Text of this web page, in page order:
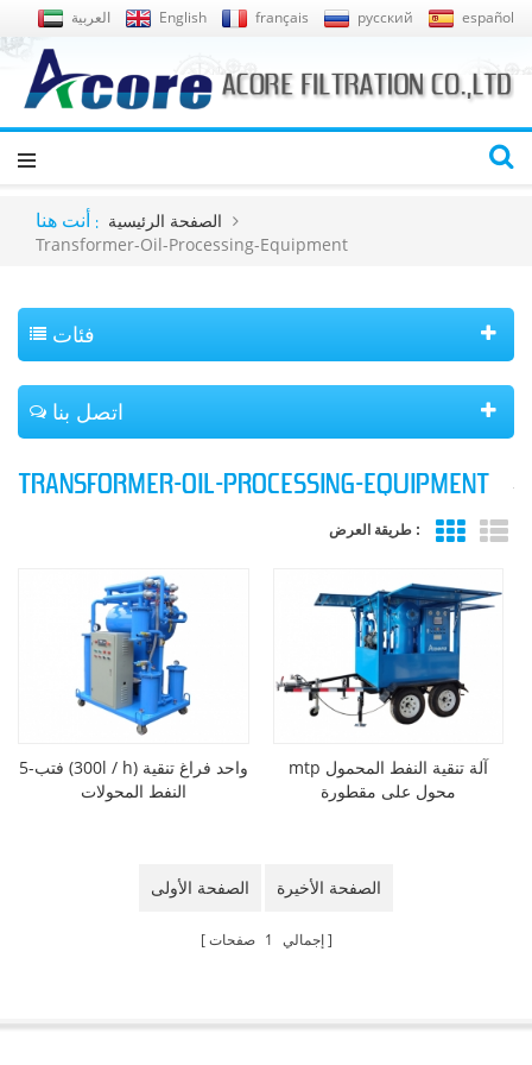
العربية English français русский español
أنت هنا : الصفحة الرئيسية
Transformer-Oil-Processing-Equipment
فئات
اتصل بنا
TRANSFORMER-OIL-PROCESSING-EQUIPMENT
طريقة العرض :
فتب-5 (300l / h) واحد فراغ تنقية
النفط المحولات
mtp آلة تنقية النفط المحمول
محول على مقطورة
الصفحة الأولى الصفحة الأخيرة
إجمالي 1 صفحات